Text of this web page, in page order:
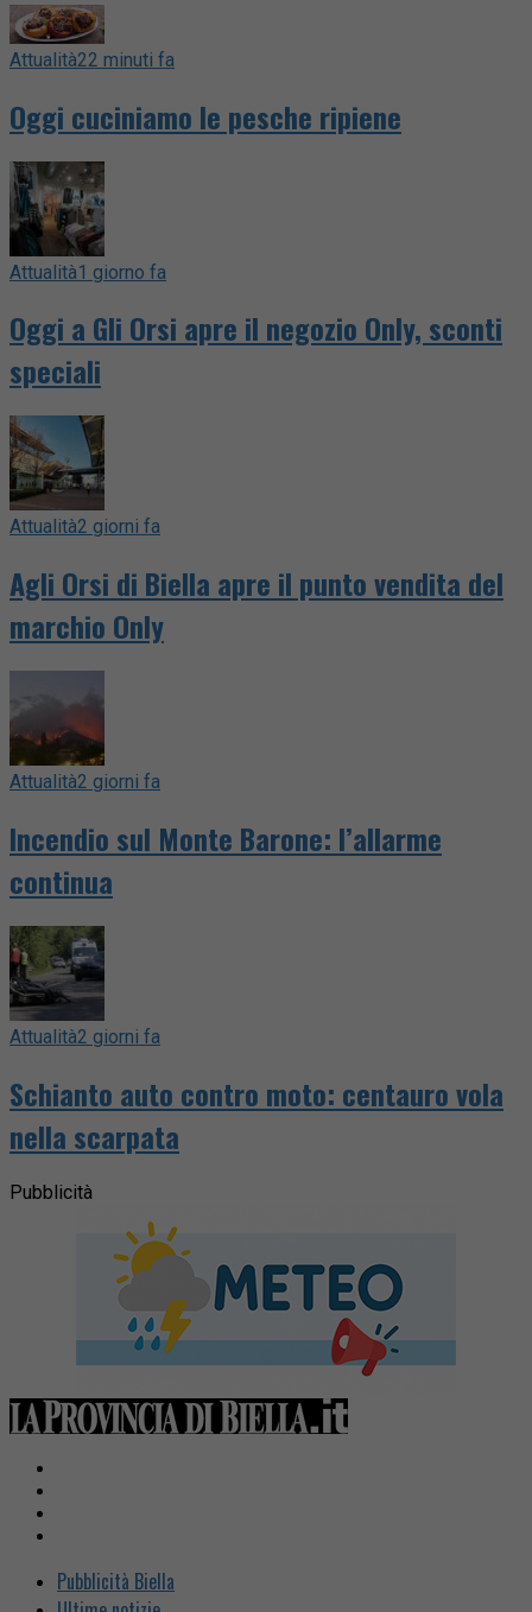
Attualità22 minuti fa
Oggi cuciniamo le pesche ripiene
Attualità1 giorno fa
Oggi a Gli Orsi apre il negozio Only, sconti
speciali
Attualità2 giorni fa
Agli Orsi di Biella apre il punto vendita del
marchio Only
Attualità2 giorni fa
Incendio sul Monte Barone: l’allarme
continua
Attualità2 giorni fa
Schianto auto contro moto: centauro vola
nella scarpata
Pubblicità
Pubblicità Biella